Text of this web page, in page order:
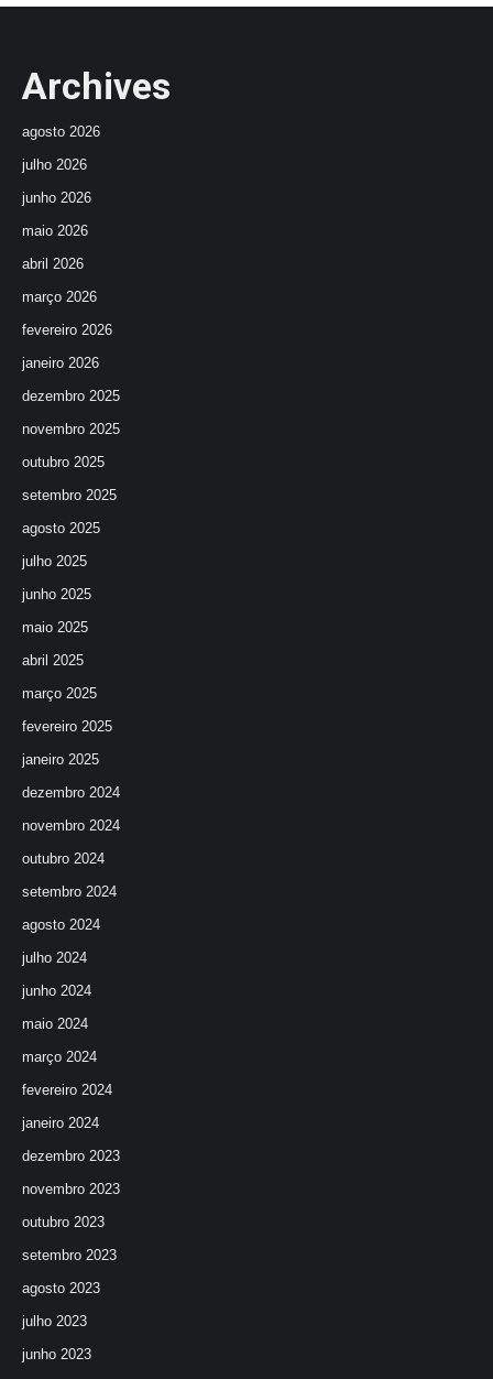
Archives
agosto 2026
julho 2026
junho 2026
maio 2026
abril 2026
março 2026
fevereiro 2026
janeiro 2026
dezembro 2025
novembro 2025
outubro 2025
setembro 2025
agosto 2025
julho 2025
junho 2025
maio 2025
abril 2025
março 2025
fevereiro 2025
janeiro 2025
dezembro 2024
novembro 2024
outubro 2024
setembro 2024
agosto 2024
julho 2024
junho 2024
maio 2024
março 2024
fevereiro 2024
janeiro 2024
dezembro 2023
novembro 2023
outubro 2023
setembro 2023
agosto 2023
julho 2023
junho 2023